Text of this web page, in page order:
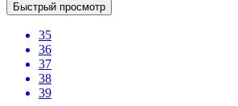
Быстрый просмотр
35
36
37
38
39